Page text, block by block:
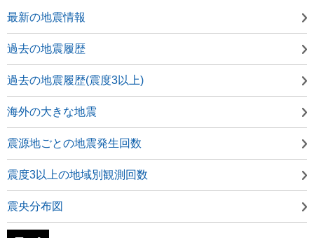
最新の地震情報
過去の地震履歴
過去の地震履歴(震度3以上)
海外の大きな地震
震源地ごとの地震発生回数
震度3以上の地域別観測回数
震央分布図